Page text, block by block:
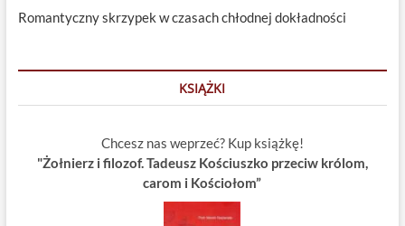
Romantyczny skrzypek w czasach chłodnej dokładności
KSIĄŻKI
Chcesz nas weprzeć? Kup książkę!
"Żołnierz i filozof. Tadeusz Kościuszko przeciw królom,
carom i Kościołom”